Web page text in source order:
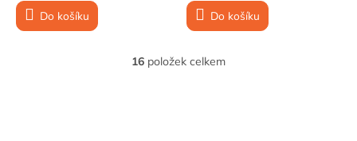
Do košíku Do košíku
O
16 položek celkem